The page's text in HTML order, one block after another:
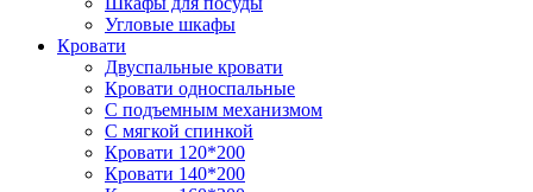
Угловые шкафы
Кровати
Двуспальные кровати
Кровати односпальные
С подъемным механизмом
С мягкой спинкой
Кровати 120*200
Кровати 140*200